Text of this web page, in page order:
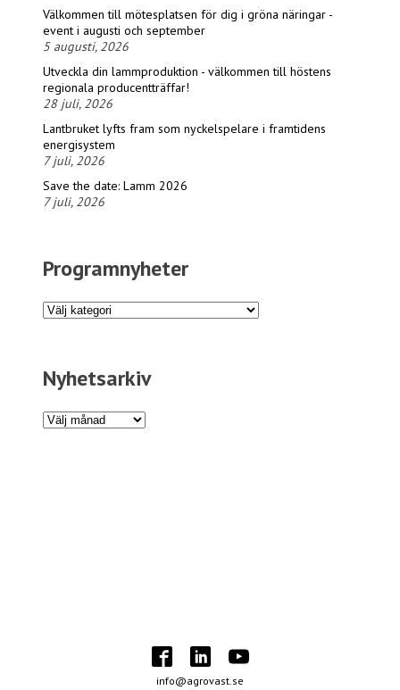
Välkommen till mötesplatsen för dig i gröna näringar -
event i augusti och september
5 augusti, 2026
Utveckla din lammproduktion - välkommen till höstens
regionala producentträffar!
28 juli, 2026
Lantbruket lyfts fram som nyckelspelare i framtidens
energisystem
7 juli, 2026
Save the date: Lamm 2026
7 juli, 2026
Programnyheter
Programnyheter
Nyhetsarkiv
Nyhetsarkiv
info@agrovast.se